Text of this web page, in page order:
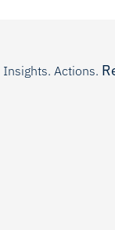
Insights. Actions.